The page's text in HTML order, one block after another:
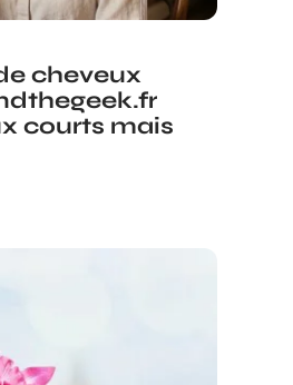
cheveux
courts mais